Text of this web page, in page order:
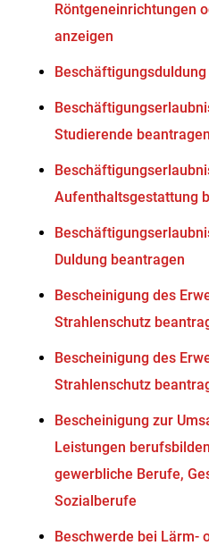
Röntgeneinrichtungen
anzeigen
Studierende beantragen
Aufenthaltsgestattung
Duldung beantragen
Bescheinigung des
Strahlenschutz
Bescheinigung des
Strahlenschutz
Bescheinigung zur
Leistungen
gewerbliche Berufe,
Sozialberufe
Beschwerde bei Lärm-